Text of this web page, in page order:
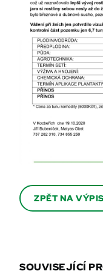
ZPĚT NA
SOUVISEJÍCÍ